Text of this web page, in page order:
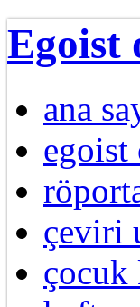
Egoist
ana
egoist
çeviri
çocuk